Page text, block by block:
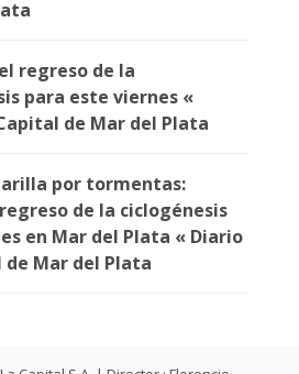
regreso de la
para este viernes «
de Mar del Plata
por tormentas:
de la ciclogénesis
en Mar del Plata « Diario
de Mar del Plata